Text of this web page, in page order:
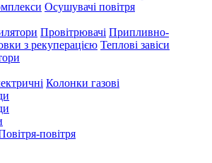
Осушувачі повітря
Провітрювачі Припливно-
з рекуперацією Теплові завіси
Колонки газові
повітря